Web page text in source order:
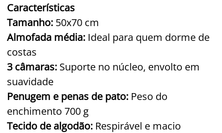
Características
Tamanho: 50x70 cm
Almofada média: Ideal para quem dorme de
costas
3 câmaras: Suporte no núcleo, envolto em
suavidade
Penugem e penas de pato: Peso do
enchimento 700 g
Tecido de algodão: Respirável e macio